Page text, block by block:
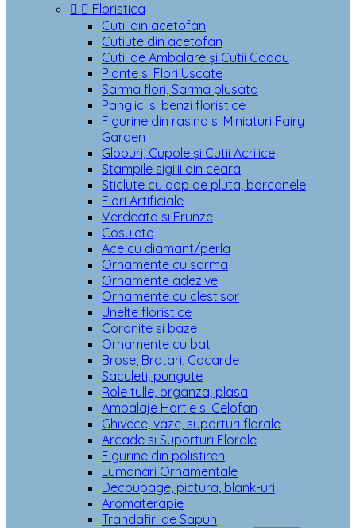
  Floristica
Cutii din acetofan
Cutiute din acetofan
Cutii de Ambalare și Cutii Cadou
Plante si Flori Uscate
Sarma flori, Sarma plusata
Panglici si benzi floristice
Figurine din rasina si Miniaturi Fairy
Garden
Globuri, Cupole și Cutii Acrilice
Stampile sigilii din ceara
Sticlute cu dop de pluta, borcanele
Flori Artificiale
Verdeata si Frunze
Cosulete
Ace cu diamant/perla
Ornamente cu sarma
Ornamente adezive
Ornamente cu clestisor
Unelte floristice
Coronite si baze
Ornamente cu bat
Brose, Bratari, Cocarde
Saculeti, pungute
Role tulle, organza, plasa
Ambalaje Hartie si Celofan
Ghivece, vaze, suporturi florale
Arcade si Suporturi Florale
Figurine din polistiren
Lumanari Ornamentale
Decoupage, pictura, blank-uri
Aromaterapie
Trandafiri de Sapun